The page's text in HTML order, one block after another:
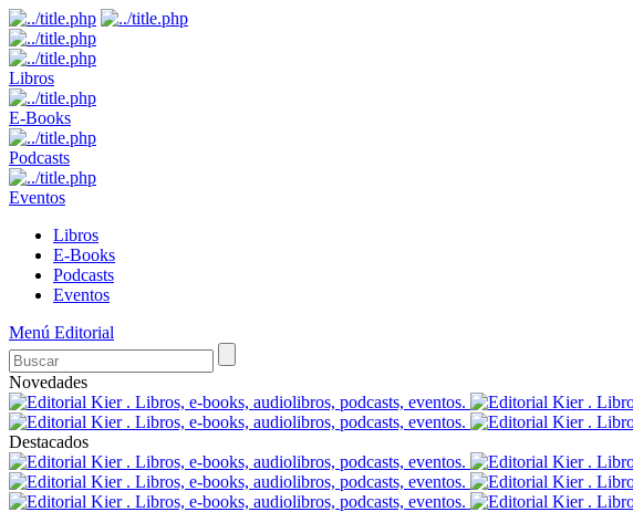
Libros
E-Books
Podcasts
Eventos
Libros
E-Books
Podcasts
Eventos
Menú Editorial
Novedades
Destacados